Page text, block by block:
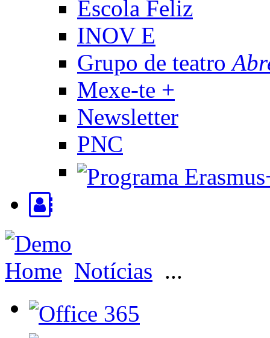
Escola Feliz
INOV E
Grupo de teatro
Mexe-te +
Newsletter
PNC
Home Notícias ...